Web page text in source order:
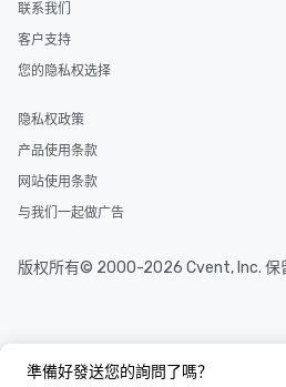
準備好發送您的詢問了嗎？
联系我们
客户支持
您的隐私权选择
隐私权政策
产品使用条款
网站使用条款
与我们一起做广告
版权所有© 2000-2026 Cvent, Inc. 保